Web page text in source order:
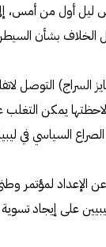
ليل أول من أمس،
حل الخلاف بشأن
السراج) التوصل
يمكن التغلب
الصراع السياسي في
الإعداد لمؤتمر
على إيجاد